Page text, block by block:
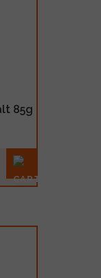
85g